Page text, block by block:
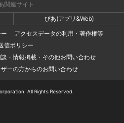
関連サイト
ぴあ(アプリ&Web)
アクセスデータの利用・著作権等
信ポリシー
・情報掲載・その他お問い合わせ
ーの方からのお問い合わせ
All Rights Reserved.